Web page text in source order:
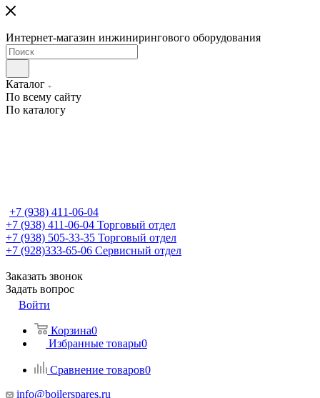
Интернет-магазин инжинирингового оборудования
Каталог
По всему сайту
По каталогу
+7 (938) 411-06-04
+7 (938) 411-06-04 Торговый отдел
+7 (938) 505-33-35 Торговый отдел
+7 (928)333-65-06 Сервисный отдел
Заказать звонок
Задать вопрос
Войти
Корзина0
Избранные товары0
Сравнение товаров0
info@boilerspares.ru